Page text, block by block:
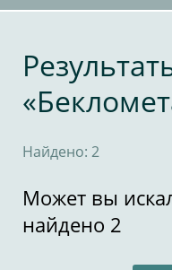
Найдено: 2
Может вы
найдено 2